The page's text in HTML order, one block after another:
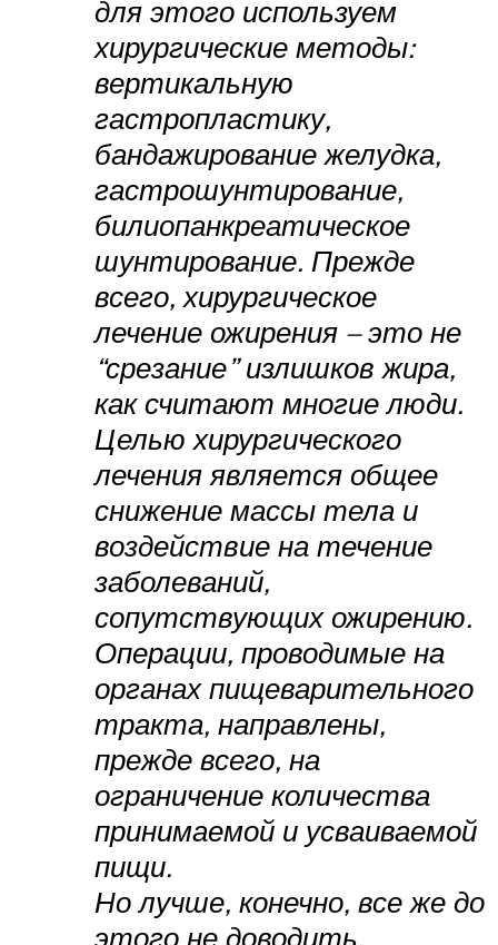
для этого используем
хирургические методы:
вертикальную
гастропластику,
бандажирование желудка,
гастрошунтирование,
билиопанкреатическое
шунтирование. Прежде
всего, хирургическое
лечение ожирения – это не
“срезание” излишков жира,
как считают многие люди.
Целью хирургического
лечения является общее
снижение массы тела и
воздействие на течение
заболеваний,
сопутствующих ожирению.
Операции, проводимые на
органах пищеварительного
тракта, направлены,
прежде всего, на
ограничение количества
принимаемой и усваиваемой
пищи.
Но лучше, конечно, все же до
этого не доводить.